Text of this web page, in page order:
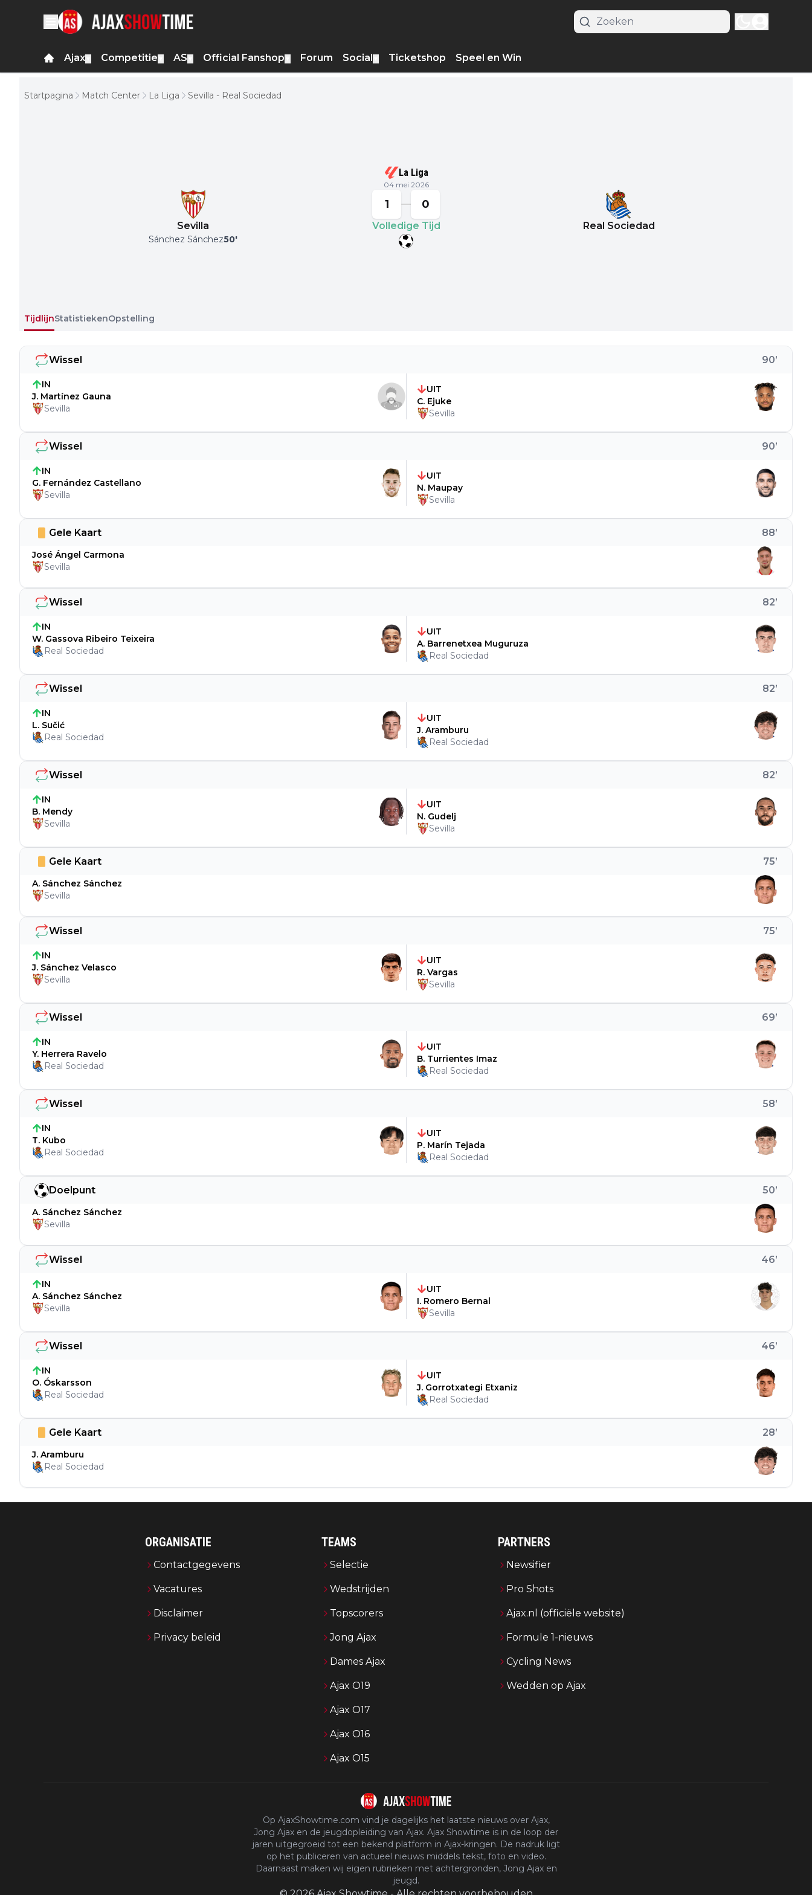
Ajax Competitie AS Official Fanshop Forum Social Ticketshop Speel en Win
Startpagina Match Center La Liga Sevilla - Real Sociedad
La Liga
04 mei 2026
Sevilla
Sánchez Sánchez50'
1 0
Volledige Tijd Real Sociedad
TijdlijnStatistiekenOpstelling
Gele Kaart 28’
J. Aramburu
Real Sociedad
Wissel 46’
IN
O. Óskarsson
Real Sociedad
UIT
J. Gorrotxategi Etxaniz
Real Sociedad
Wissel 46’
IN
A. Sánchez Sánchez
Sevilla
UIT
I. Romero Bernal
Sevilla
Doelpunt 50’
A. Sánchez Sánchez
Sevilla
Wissel 58’
IN
T. Kubo
Real Sociedad
UIT
P. Marín Tejada
Real Sociedad
Wissel 69’
IN
Y. Herrera Ravelo
Real Sociedad
UIT
B. Turrientes Imaz
Real Sociedad
Wissel 75’
IN
J. Sánchez Velasco
Sevilla
UIT
R. Vargas
Sevilla
Gele Kaart 75’
A. Sánchez Sánchez
Sevilla
Wissel 82’
IN
B. Mendy
Sevilla
UIT
N. Gudelj
Sevilla
Wissel 82’
IN
L. Sučić
Real Sociedad
UIT
J. Aramburu
Real Sociedad
Wissel 82’
IN
W. Gassova Ribeiro Teixeira
Real Sociedad
UIT
A. Barrenetxea Muguruza
Real Sociedad
Gele Kaart 88’
José Ángel Carmona
Sevilla
Wissel 90’
IN
G. Fernández Castellano
Sevilla
UIT
N. Maupay
Sevilla
Wissel 90’
IN
J. Martínez Gauna
Sevilla
UIT
C. Ejuke
Sevilla
ORGANISATIE
Contactgegevens
Vacatures
Disclaimer
Privacy beleid
TEAMS
Selectie
Wedstrijden
Topscorers
Jong Ajax
Dames Ajax
Ajax O19
Ajax O17
Ajax O16
Ajax O15
PARTNERS
Newsifier
Pro Shots
Ajax.nl (officiële website)
Formule 1-nieuws
Cycling News
Wedden op Ajax
Op AjaxShowtime.com vind je dagelijks het laatste nieuws over Ajax,
Jong Ajax en de jeugdopleiding van Ajax. Ajax Showtime is in de loop der
jaren uitgegroeid tot een bekend platform in Ajax-kringen. De nadruk ligt
op het publiceren van actueel nieuws middels tekst, foto en video.
Daarnaast maken wij eigen rubrieken met achtergronden, Jong Ajax en
jeugd.